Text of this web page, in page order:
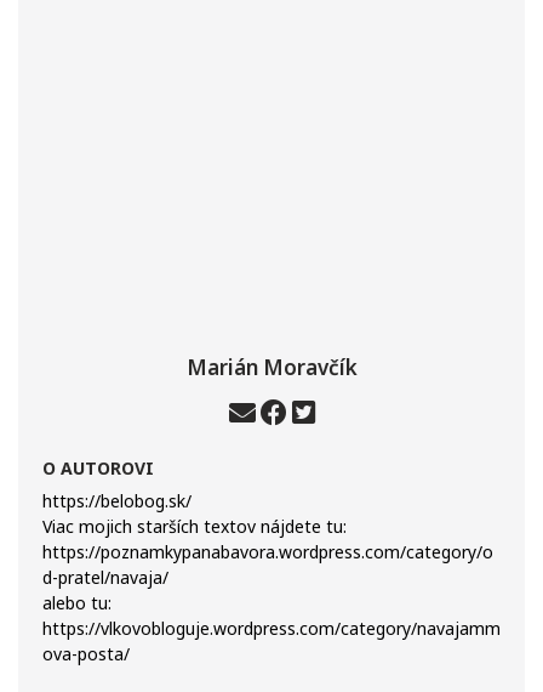
Marián Moravčík
O AUTOROVI
https://belobog.sk/
Viac mojich starších textov nájdete tu:
https://poznamkypanabavora.wordpress.com/category/o
d-pratel/navaja/
alebo tu:
https://vlkovobloguje.wordpress.com/category/navajamm
ova-posta/